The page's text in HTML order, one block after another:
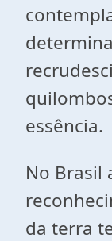
essência.
No Brasil
da terra